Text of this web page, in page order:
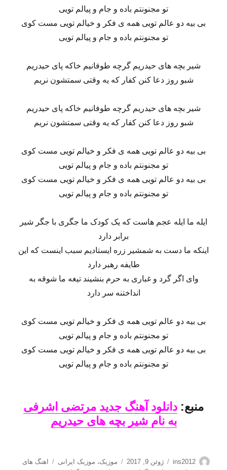
تو مجنونتم باده و جام و پیالم تویی
بی بیه دو عالم تویی همه ی فکر و خیالم تویی مست کوی
تو مجنونتم باده و جام و پیالم تویی
شیر بچه های حیدریم گرچه طوفانیم خاکه پای حیدریم
شبو روز دعا کنن کفار که یه وقتی سمتشون نریم
شیر بچه های حیدریم گرچه طوفانیم خاکه پای حیدریم
شبو روز دعا کنن کفار که یه وقتی سمتشون نریم
بی بیه دو عالم تویی همه ی فکر و خیالم تویی مست کوی
تو مجنونتم باده و جام و پیالم تویی
بی بیه دو عالم تویی همه ی فکر و خیالم تویی مست کوی
تو مجنونتم باده و جام و پیالم تویی
ایله ما ایله عجم هاست که یک کودک ما جگری با جگر شیر
برابر دارد
اینکه ما دست به شمشیر زره ایستادیم سبب اینست که این
طایفه رهبر دارد
وای اگر گرد و غباری به حرم بنشیند تیغه ما شوقه به
انداختنه سر دارد
بی بیه دو عالم تویی همه ی فکر و خیالم تویی مست کوی
تو مجنونتم باده و جام و پیالم تویی
بی بیه دو عالم تویی همه ی فکر و خیالم تویی مست کوی
تو مجنونتم باده و جام و پیالم تویی
منبع: دانلود آهنگ جدید مرتضی اشرفی
به نام شیر بچه های حیدریم
نویسنده
ins2012
ارسال
ژوئن 9, 2017 دسته‌ها
موزیک، موزیک ایرانی برچسب‌ها
اهنگ های